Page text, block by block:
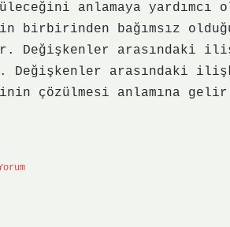
anlamaya yardımcı
birbirinden bağımsız
Değişkenler arasındaki
Değişkenler arasındaki
çözülmesi anlamına